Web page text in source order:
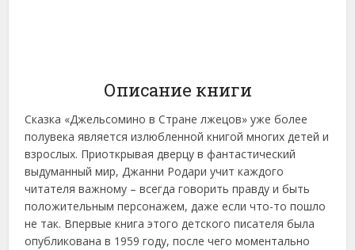
Описание книги
Сказка «Джельсомино в Стране лжецов» уже более
полувека является излюбленной книгой многих детей и
взрослых. Приоткрывая дверцу в фантастический
выдуманный мир, Джанни Родари учит каждого
читателя важному – всегда говорить правду и быть
положительным персонажем, даже если что-то пошло
не так. Впервые книга этого детского писателя была
опубликована в 1959 году, после чего моментально